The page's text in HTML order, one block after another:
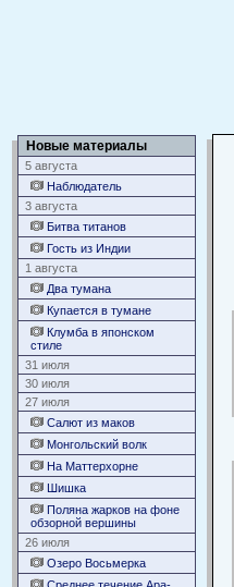
Новые материалы
5 августа
Наблюдатель
3 августа
Битва титанов
Гость из Индии
1 августа
Два тумана
Купается в тумане
Клумба в японском
стиле
31 июля
30 июля
27 июля
Салют из маков
Монгольский волк
На Маттерхорне
Шишка
Поляна жарков на фоне
обзорной вершины
26 июля
Озеро Восьмерка